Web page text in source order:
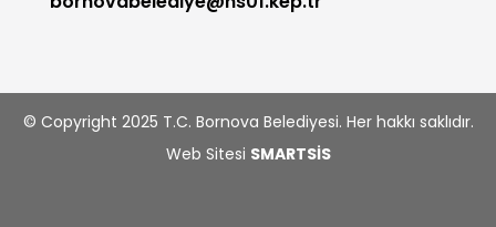
© Copyright 2025 T.C. Bornova Belediyesi. Her hakkı saklıdır.
Web Sitesi SMARTSİS